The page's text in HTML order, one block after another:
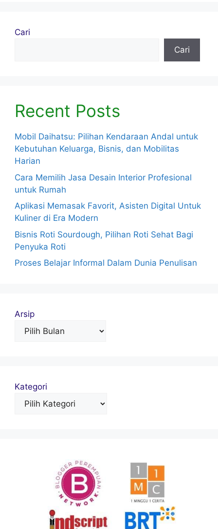
Cari
Cari
Recent Posts
Mobil Daihatsu: Pilihan Kendaraan Andal untuk
Kebutuhan Keluarga, Bisnis, dan Mobilitas
Harian
Cara Memilih Jasa Desain Interior Profesional
untuk Rumah
Aplikasi Memasak Favorit, Asisten Digital Untuk
Kuliner di Era Modern
Bisnis Roti Sourdough, Pilihan Roti Sehat Bagi
Penyuka Roti
Proses Belajar Informal Dalam Dunia Penulisan
Arsip
Kategori